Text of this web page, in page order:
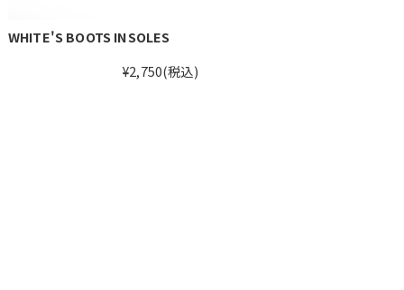
WHITE'S BOOTS INSOLES
¥2,750(税込)